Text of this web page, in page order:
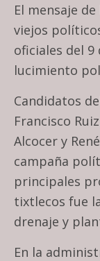
El mensaje
viejos
oficiales del
lucimiento
Candidatos
Francisco
Alcocer y
campaña
principales
tixtlecos fue
drenaje y
En la